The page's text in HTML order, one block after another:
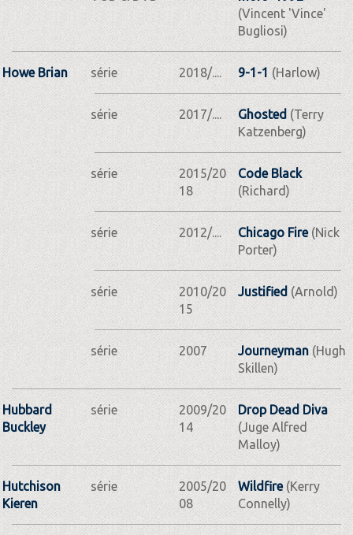
(Vincent 'Vince'
Bugliosi)
Howe Brian série 2018/.... 9-1-1 (Harlow)
série 2017/.... Ghosted(Terry
Katzenberg)
série
2015/20
18
Code Black
(Richard)
série 2012/.... Chicago Fire(Nick
Porter)
série
2010/20
15
Justified (Arnold)
série 2007 Journeyman(Hugh
Skillen)
Hubbard
Buckley
série
2009/20
14
Drop Dead Diva
(Juge Alfred
Malloy)
Hutchison
Kieren
série
2005/20
08
Wildfire(Kerry
Connelly)